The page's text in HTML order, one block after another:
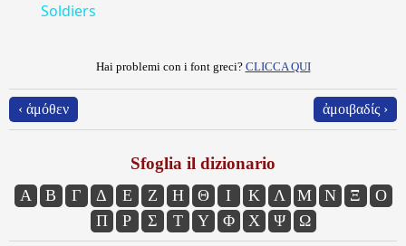
Soldiers
Hai problemi con i font greci? CLICCA QUI
‹ ἁμόθεν ἀμοιβαδίς ›
Sfoglia il dizionario
Α Β Γ Δ Ε Ζ Η Θ Ι Κ Λ Μ Ν Ξ
Ο
Π
Ρ Σ Τ Υ Φ Χ Ψ Ω